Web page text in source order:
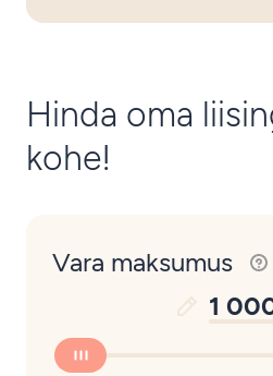
Hinda oma
kohe!
Vara maksumus
1